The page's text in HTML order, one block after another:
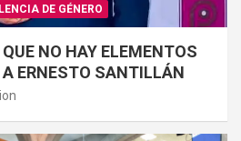
DE GÉNERO
NO HAY ELEMENTOS
ERNESTO SANTILLÁN